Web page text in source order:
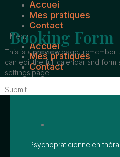
contenu
Accueil
Mes pratiques
Contact
Menu
Accueil
Mes pratiques
Contact
Booking Form
This is apreviewpage, remember
can edit the full calendar and form
settings page.
Submit
Psychopraticienne en